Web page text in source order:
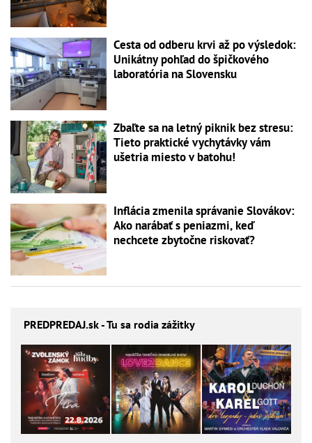
Cesta od odberu krvi až po výsledok:
Unikátny pohľad do špičkového
laboratória na Slovensku
Zbaľte sa na letný piknik bez stresu:
Tieto praktické vychytávky vám
ušetria miesto v batohu!
Inflácia zmenila správanie Slovákov:
Ako narábať s peniazmi, keď
nechcete zbytočne riskovať?
PREDPREDAJ.sk - Tu sa rodia zážitky